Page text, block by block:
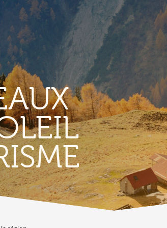
TERROIR &
PATRIMOINE
Vignoble & parcours viticoles
Produits et magasins du terroir
Bourg de Conthey
Eglises & chapelles
Vestiges gallo-romains d'Ardon